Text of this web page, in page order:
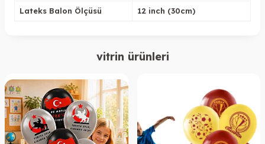
Lateks Balon Ölçüsü 12 inch (30cm)
vitrin ürünleri